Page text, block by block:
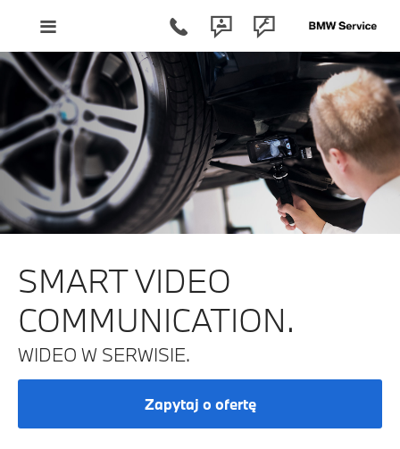
SMART VIDEO
COMMUNICATION.
WIDEO W SERWISIE.
Zapytaj o ofertę